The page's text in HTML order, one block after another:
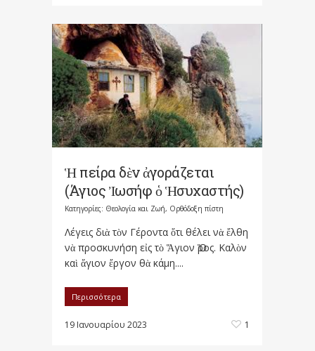
Ἡ πείρα δὲν ἀγοράζεται
(Άγιος Ἰωσήφ ὁ Ἡσυχαστής)
Κατηγορίες: Θεολογία και Ζωή, Ορθόδοξη πίστη
Λέγεις διὰ τὸν Γέροντα ὅτι θέλει νὰ ἔλθη
νὰ προσκυνήση εἰς τὸ Ἅγιον Ὅρος. Καλὸν
καὶ ἅγιον ἔργον θὰ κάμη....
Περισσότερα
19 Ιανουαρίου 2023 1